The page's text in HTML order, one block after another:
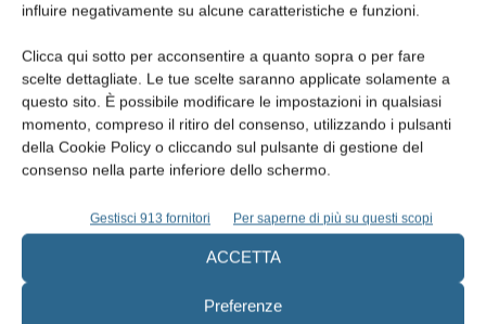
influire negativamente su alcune caratteristiche e funzioni.
Clicca qui sotto per acconsentire a quanto sopra o per fare
scelte dettagliate. Le tue scelte saranno applicate solamente a
questo sito. È possibile modificare le impostazioni in qualsiasi
momento, compreso il ritiro del consenso, utilizzando i pulsanti
della Cookie Policy o cliccando sul pulsante di gestione del
consenso nella parte inferiore dello schermo.
Gestisci 913 fornitori Per saperne di più su questi scopi
ACCETTA
Preferenze
Edicola web
Abbonati
Iscriviti alla newsletter